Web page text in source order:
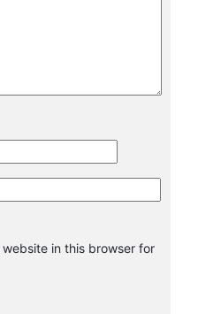
in this browser for